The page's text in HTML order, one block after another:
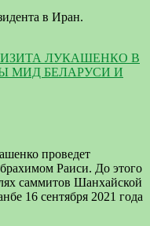
в Иран.
ЛУКАШЕНКО В
МИД БЕЛАРУСИ И
проведет
Раиси. До этого
саммитов Шанхайской
16 сентября 2021 года